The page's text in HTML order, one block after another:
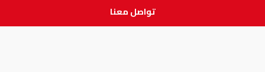
تواصل معنا
الأسئلة الشائعة
تواصل معنا